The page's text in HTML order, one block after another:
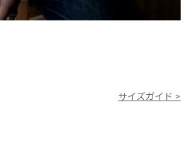
サイズガイド >